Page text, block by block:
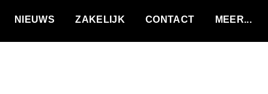
NIEUWS ZAKELIJK CONTACT